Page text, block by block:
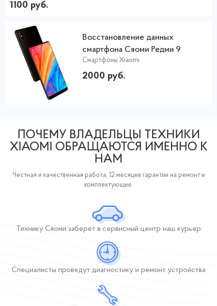
1100 руб.
Восстановление данных
смартфона Сяоми Редми 9
Смартфоны Xiaomi
2000 руб.
ПОЧЕМУ ВЛАДЕЛЬЦЫ ТЕХНИКИ
XIAOMI ОБРАЩАЮТСЯ ИМЕННО К
НАМ
Честная и качественная работа, 12 месяцев гарантии на ремонт и
комплектующие.
Технику Сяоми заберетв сервисный центр наш курьер
Специалисты проведут диагностику и ремонт устройства